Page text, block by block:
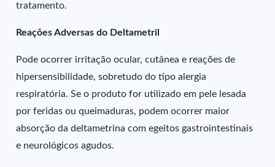
tratamento.
Reações Adversas do Deltametril
Pode ocorrer irritação ocular, cutânea e reações de
hipersensibilidade, sobretudo do tipo alergia
respiratória. Se o produto for utilizado em pele lesada
por feridas ou queimaduras, podem ocorrer maior
absorção da deltametrina com egeitos gastrointestinais
e neurológicos agudos.